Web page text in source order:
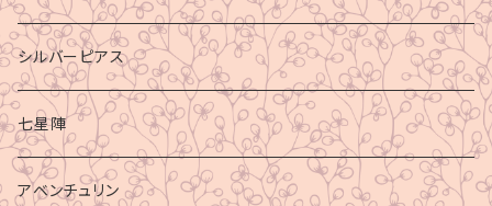
シルバーピアス
七星陣
アベンチュリン